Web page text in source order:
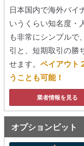
ローソク足チャート
移動平均線
MACD
ストラテジーアドバ
日本国内で海外バイ
いうくらい知名度・
も非常にシンプルで
引と、短期取引の勝
せます。 ペイアウト
うことも可能！
業者情報を見る
オプションビット